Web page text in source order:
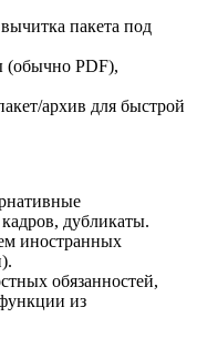
пакета под
(обычно PDF),
архив для быстрой
кадров, дубликаты.
иностранных
обязанностей,
из